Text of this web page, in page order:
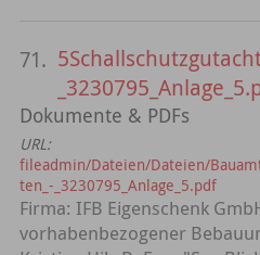
71.
Dokumente & PDFs
URL:
fileadmin/Dateien/Dateien/
ten_-_3230795_Anlage_5.pdf
Firma: IFB Eigenschenk
vorhabenbezogener